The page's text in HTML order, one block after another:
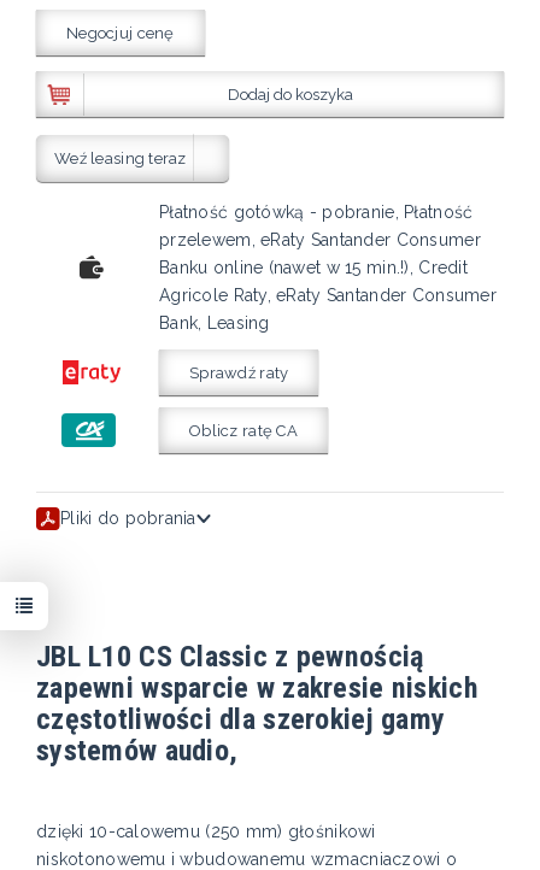
Negocjuj cenę
Dodaj do koszyka
Weź leasing teraz
Płatność gotówką - pobranie, Płatność
przelewem, eRaty Santander Consumer
Banku online (nawet w 15 min.!), Credit
Agricole Raty, eRaty Santander Consumer
Bank, Leasing
Sprawdź raty
Oblicz ratę CA
Pliki do pobrania
JBL L10 CS Classic z pewnością
zapewni wsparcie w zakresie niskich
częstotliwości dla szerokiej gamy
systemów audio,
dzięki 10-calowemu (250 mm) głośnikowi
niskotonowemu i wbudowanemu wzmacniaczowi o